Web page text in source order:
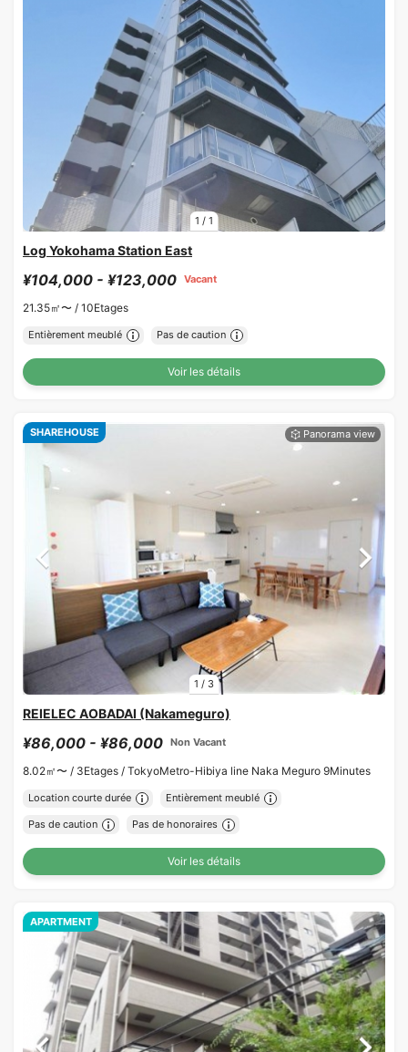
1 / 1
Log Yokohama Station East
¥104,000 - ¥123,000 Vacant
21.35㎡〜 / 10Etages
Entièrement meublé Pas de caution
Voir les détails
1 / 3
SHAREHOUSE
REIELEC AOBADAI (Nakameguro)
¥86,000 - ¥86,000 Non Vacant
8.02㎡〜 / 3Etages / TokyoMetro-Hibiya line Naka Meguro 9Minutes
Location courte durée Entièrement meublé
Pas de caution Pas de honoraires
Voir les détails
APARTMENT